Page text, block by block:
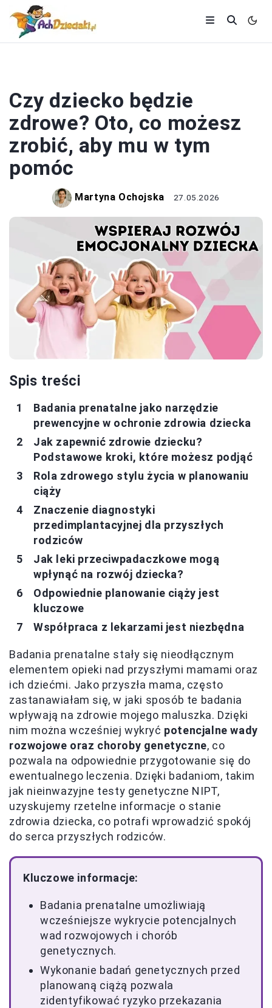
Czy dziecko będzie
zdrowe? Oto, co możesz
zrobić, aby mu w tym
pomóc
Martyna Ochojska 27.05.2026
Spis treści
Badania prenatalne jako narzędzie
prewencyjne w ochronie zdrowia dziecka
Jak zapewnić zdrowie dziecku?
Podstawowe kroki, które możesz podjąć
Rola zdrowego stylu życia w planowaniu
ciąży
Znaczenie diagnostyki
przedimplantacyjnej dla przyszłych
rodziców
Jak leki przeciwpadaczkowe mogą
wpłynąć na rozwój dziecka?
Odpowiednie planowanie ciąży jest
kluczowe
Współpraca z lekarzami jest niezbędna
Badania prenatalne stały się nieodłącznym
elementem opieki nad przyszłymi mamami oraz
ich dziećmi. Jako przyszła mama, często
zastanawiałam się, w jaki sposób te badania
wpływają na zdrowie mojego maluszka. Dzięki
nim można wcześniej wykryć potencjalne wady
rozwojowe oraz choroby genetyczne, co
pozwala na odpowiednie przygotowanie się do
ewentualnego leczenia. Dzięki badaniom, takim
jak nieinwazyjne testy genetyczne NIPT,
uzyskujemy rzetelne informacje o stanie
zdrowia dziecka, co potrafi wprowadzić spokój
do serca przyszłych rodziców.
Kluczowe informacje:
Badania prenatalne umożliwiają
wcześniejsze wykrycie potencjalnych
wad rozwojowych i chorób
genetycznych.
Wykonanie badań genetycznych przed
planowaną ciążą pozwala
zidentyfikować ryzyko przekazania